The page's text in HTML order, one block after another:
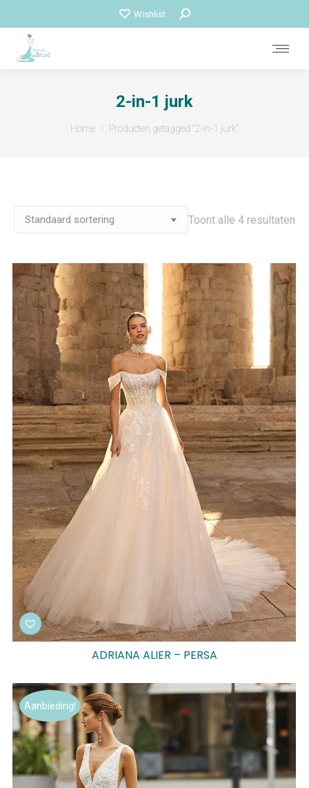
Wishlist Zoeken:
2-in-1 jurk
Je bent hier:
Home Producten getagged “2-in-1 jurk”
Toont alle 4 resultaten
ADRIANA ALIER – PERSA
Aanbieding!